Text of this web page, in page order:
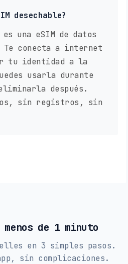
desechable?
una eSIM de datos
Te conecta a internet
tu identidad a la
usarla durante
después.
sin registros, sin
de 1 minuto
en 3 simples pasos.
sin complicaciones.